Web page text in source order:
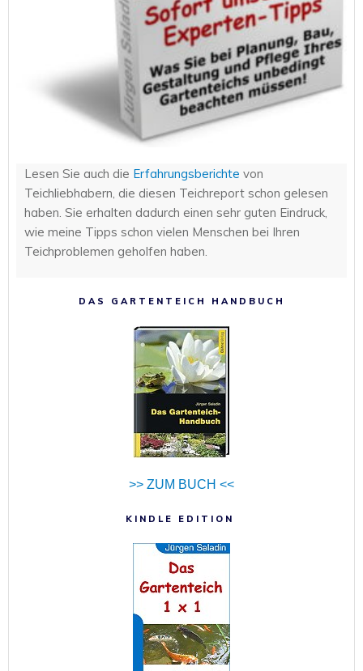
Lesen Sie auch die Erfahrungsberichte von
Teichliebhabern, die diesen Teichreport schon gelesen
haben. Sie erhalten dadurch einen sehr guten Eindruck,
wie meine Tipps schon vielen Menschen bei Ihren
Teichproblemen geholfen haben.
DAS GARTENTEICH HANDBUCH
>> ZUM BUCH <<
KINDLE EDITION